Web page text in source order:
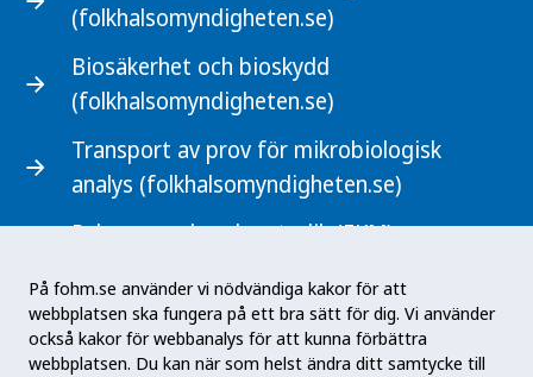
På fohm.se använder vi nödvändiga kakor för att
webbplatsen ska fungera på ett bra sätt för dig. Vi använder
också kakor för webbanalys för att kunna förbättra
webbplatsen. Du kan när som helst ändra ditt samtycke till
(folkhalsomyndigheten.se)
Biosäkerhet och bioskydd
(folkhalsomyndigheten.se)
Transport av prov för mikrobiologisk
analys (folkhalsomyndigheten.se)
Rekommenderad metodik (FKM)